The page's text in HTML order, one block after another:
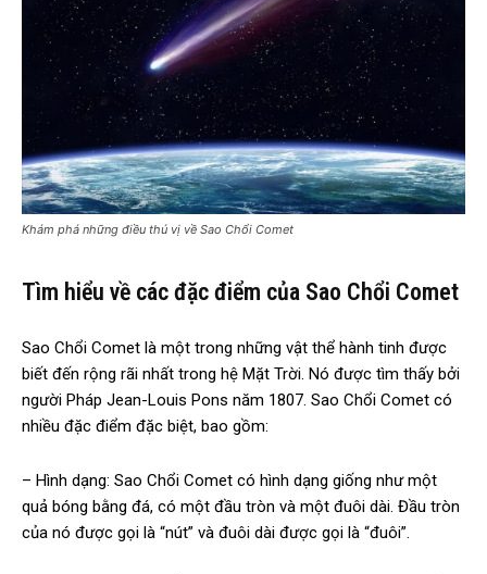
Khám phá những điều thú vị về Sao Chổi Comet
Tìm hiểu về các đặc điểm của Sao Chổi Comet
Sao Chổi Comet là một trong những vật thể hành tinh được
biết đến rộng rãi nhất trong hệ Mặt Trời. Nó được tìm thấy bởi
người Pháp Jean-Louis Pons năm 1807. Sao Chổi Comet có
nhiều đặc điểm đặc biệt, bao gồm:
– Hình dạng: Sao Chổi Comet có hình dạng giống như một
quả bóng bằng đá, có một đầu tròn và một đuôi dài. Đầu tròn
của nó được gọi là “nút” và đuôi dài được gọi là “đuôi”.